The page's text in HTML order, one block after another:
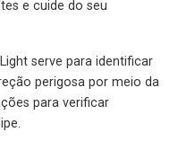
e cuide do seu
serve para identificar
perigosa por meio da
para verificar